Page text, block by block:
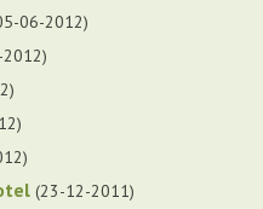
06-2012
23-12-2011